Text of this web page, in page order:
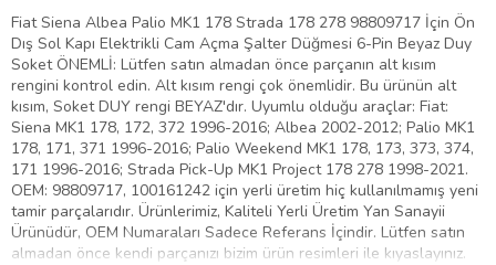
Fiat Siena Albea Palio MK1 178 Strada 178 278 98809717 İçin Ön
Dış Sol Kapı Elektrikli Cam Açma Şalter Düğmesi 6-Pin Beyaz Duy
Soket ÖNEMLİ: Lütfen satın almadan önce parçanın alt kısım
rengini kontrol edin. Alt kısım rengi çok önemlidir. Bu ürünün alt
kısım, Soket DUY rengi BEYAZ'dır. Uyumlu olduğu araçlar: Fiat:
Siena MK1 178, 172, 372 1996-2016; Albea 2002-2012; Palio MK1
178, 171, 371 1996-2016; Palio Weekend MK1 178, 173, 373, 374,
171 1996-2016; Strada Pick-Up MK1 Project 178 278 1998-2021.
OEM: 98809717, 100161242 için yerli üretim hiç kullanılmamış yeni
tamir parçalarıdır. Ürünlerimiz, Kaliteli Yerli Üretim Yan Sanayii
Ürünüdür, OEM Numaraları Sadece Referans İçindir. Lütfen satın
almadan önce kendi parçanızı bizim ürün resimleri ile kıyaslayınız.